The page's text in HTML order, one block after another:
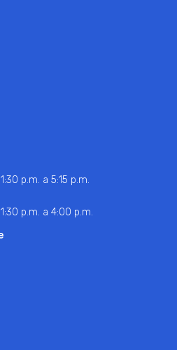
p.m. a 5:15 p.m.
p.m. a 4:00 p.m.